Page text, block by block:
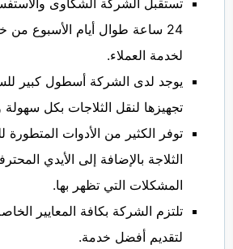
تستقبل الشركة الشكاوى
24 ساعة طوال أيام الأسبوع من
لخدمة العملاء.
يوجد لدى الشركة أسطول كبير
تجهيزها لنقل الثلاجات بكل
توفر الكثير من الأدوات
الثلاجة بالإضافة إلى الأيدي
المشكلات التي تظهر بها.
تلتزم الشركة بكافة المعايير
لتقديم أفضل خدمة.